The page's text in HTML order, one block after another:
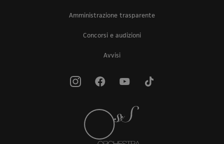
Amministrazione trasparente
Concorsi e audizioni
Avvisi